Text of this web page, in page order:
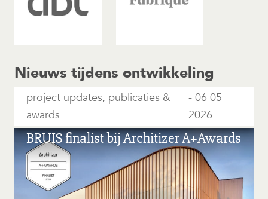
Nieuws tijdens ontwikkeling
project updates, publicaties &
awards
06 05
2026
BRUIS finalist bij Architizer A+Awards